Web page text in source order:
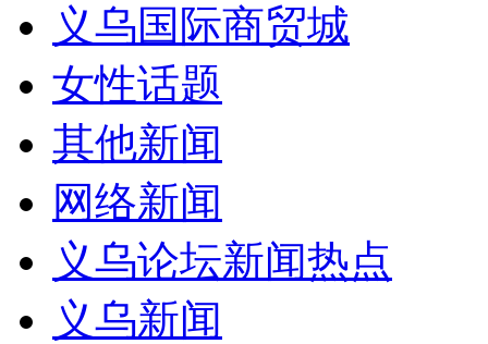
义乌国际商贸城
女性话题
其他新闻
网络新闻
义乌论坛新闻热点
义乌新闻